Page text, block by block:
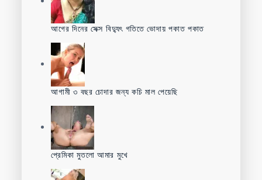
আগের দিনের সেক্স বিদ্যুৎ গতিতে ভোদায় পকাত পকাত
আগামী ৩ বছর চোদার জন্য কচি মাল পেয়েছি
প্রেমিকা মুতলো আমার মুখে